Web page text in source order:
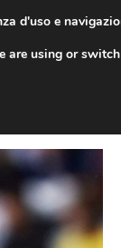
d'uso e
are using or